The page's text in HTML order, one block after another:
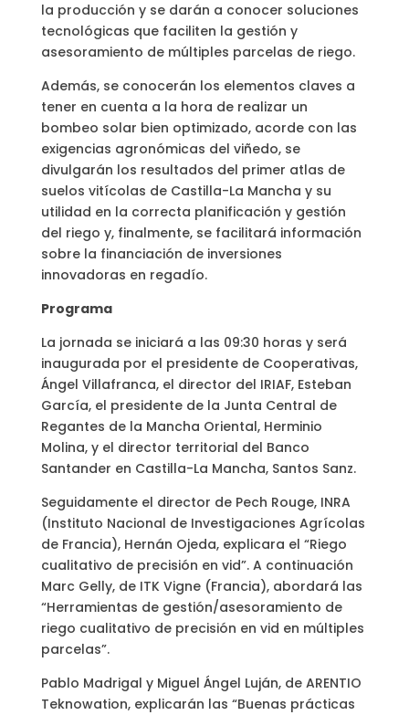
la producción y se darán a conocer soluciones
tecnológicas que faciliten la gestión y
asesoramiento de múltiples parcelas de riego.
Además, se conocerán los elementos claves a
tener en cuenta a la hora de realizar un
bombeo solar bien optimizado, acorde con las
exigencias agronómicas del viñedo, se
divulgarán los resultados del primer atlas de
suelos vitícolas de Castilla-La Mancha y su
utilidad en la correcta planificación y gestión
del riego y, finalmente, se facilitará información
sobre la financiación de inversiones
innovadoras en regadío.
Programa
La jornada se iniciará a las 09:30 horas y será
inaugurada por el presidente de Cooperativas,
Ángel Villafranca, el director del IRIAF, Esteban
García, el presidente de la Junta Central de
Regantes de la Mancha Oriental, Herminio
Molina, y el director territorial del Banco
Santander en Castilla-La Mancha, Santos Sanz.
Seguidamente el director de Pech Rouge, INRA
(Instituto Nacional de Investigaciones Agrícolas
de Francia), Hernán Ojeda, explicara el “Riego
cualitativo de precisión en vid”. A continuación
Marc Gelly, de ITK Vigne (Francia), abordará las
“Herramientas de gestión/asesoramiento de
riego cualitativo de precisión en vid en múltiples
parcelas”.
Pablo Madrigal y Miguel Ángel Luján, de ARENTIO
Teknowation, explicarán las “Buenas prácticas